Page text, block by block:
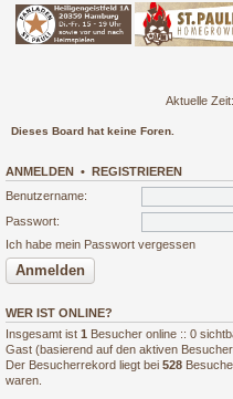
Aktuelle
Dieses Board hat keine Foren.
ANMELDEN • REGISTRIEREN
Benutzername:
Passwort:
Ich habe mein Passwort vergessen
WER IST ONLINE?
Insgesamt ist 1
Besucher online :: 0
Gast (basierend auf den aktiven
Der Besucherrekord liegt bei 528
waren.